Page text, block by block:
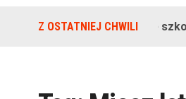
Z OSTATNIEJ CHWILI
Na terenie